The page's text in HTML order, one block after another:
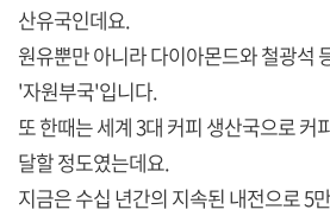
산유국인데요.
원유뿐만 아니라 다이아몬드와 철광석
'자원부국'입니다.
또 한때는 세계 3대 커피 생산국으로 커
달할 정도였는데요.
지금은 수십 년간의 지속된 내전으로 5